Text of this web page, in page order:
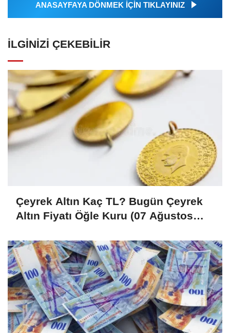
ANASAYFAYA DÖNMEK İÇİN TIKLAYINIZ
İLGINIZI ÇEKEBILIR
Çeyrek Altın Kaç TL? Bugün Çeyrek
Altın Fiyatı Öğle Kuru (07 Ağustos